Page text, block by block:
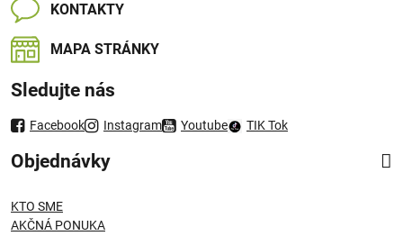
KONTAKTY
MAPA STRÁNKY
Sledujte nás
Facebook Instagram Youtube TIK Tok
Objednávky
KTO SME
AKČNÁ PONUKA